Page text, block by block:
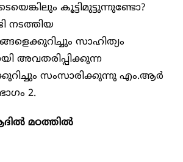
കൂട്ടിമുട്ടുന്നുണ്ടോ?
നടത്തിയ
സാഹിത്യം
അവതരിപ്പിക്കുന്ന
സംസാരിക്കുന്നു എം.ആ‍‍ർ
2.
മഠത്തിൽ